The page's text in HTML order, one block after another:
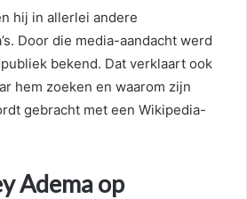
hij in allerlei andere
Door die media-aandacht werd
bekend. Dat verklaart ook
hem zoeken en waarom zijn
gebracht met een Wikipedia-
Adema op